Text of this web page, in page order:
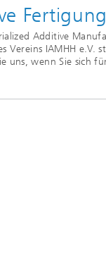
Fertigung
Additive
IAMHH e.V.
uns, wenn Sie sich